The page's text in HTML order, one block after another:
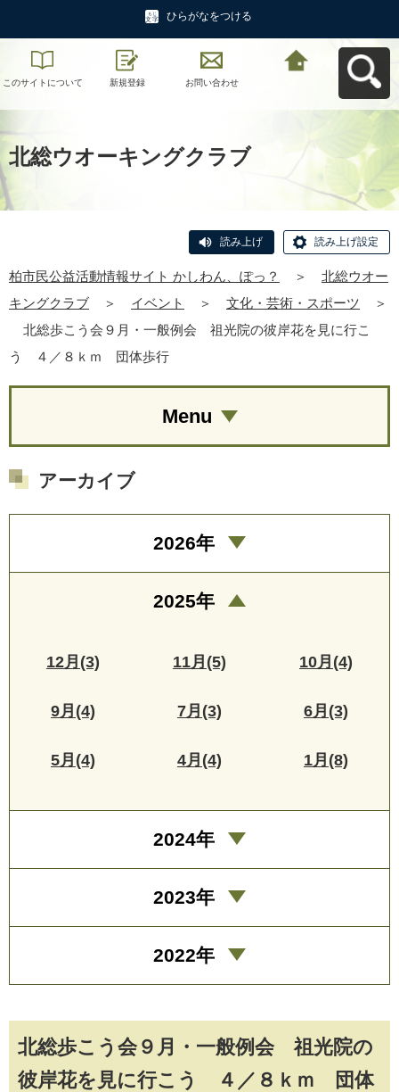
ひらがなをつける
このサイトについて 新規登録 お問い合わせ
北総ウオーキングクラブ
読み上げ 読み上げ設定
柏市民公益活動情報サイト かしわん、ぽっ？ ＞
北総ウオー
キングクラブ
＞ イベント ＞ 文化・芸術・スポーツ
＞
北総歩こう会９月・一般例会 祖光院の彼岸花を見に行こ
う ４／８ｋｍ 団体歩行
北総歩こう会９月・一般例会 祖光院の
彼岸花を見に行こう ４／８ｋｍ 団体
Menu
アーカイブ
2026年
2025年
12月(3) 11月(5) 10月(4)
9月(4) 7月(3) 6月(3)
5月(4) 4月(4) 1月(8)
2024年
2023年
2022年